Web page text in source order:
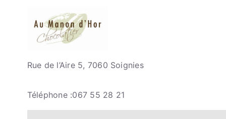
Rue de l’Aire 5, 7060 Soignies
Téléphone :067 55 28 21